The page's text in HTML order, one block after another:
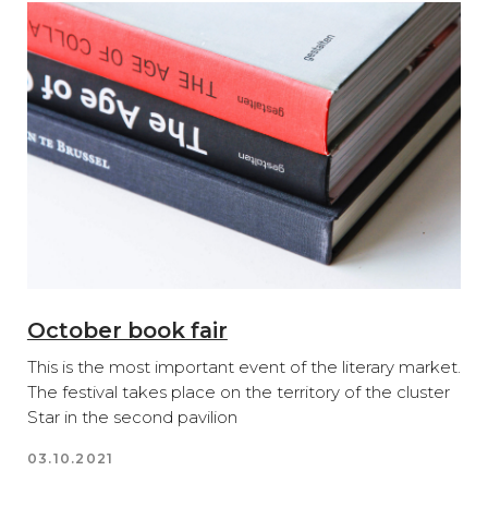
Сведения об образовательной
организации
Сбор кукис
Политика обработки
персональных данных